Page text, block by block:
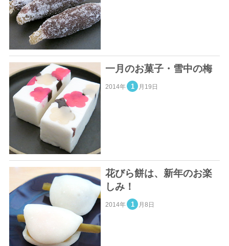
一月のお菓子・雪中の梅
2014年 1 月19日
花びら餅は、新年のお楽
しみ！
2014年 1 月8日